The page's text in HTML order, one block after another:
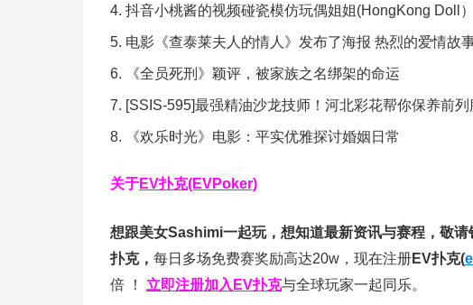
抖音小桃酱的视频碰瓷模仿玩偶姐姐(HongKong Doll）
电影《查泰莱夫人的情人》发布了海报 热烈的爱情故
《全员死刑》颖评，被家族之名绑架的命运
[SSIS-595]最强精油沙龙技师！河北彩花帮你保养前列
《欢乐时光》电影：平实优雅探讨婚姻日常
关于EV扑克(EVPoker)
想跟美女Sashimi一起玩， 想知道最新资讯与赛程， 敬请
扑克， 每日多场免费赛奖励高达20w，现在注册EV扑克(
倍
！ 立即注册加入EV扑克与全球玩家一起同乐。